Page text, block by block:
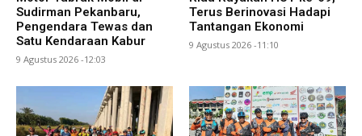
Sudirman Pekanbaru,
Pengendara Tewas dan
Satu Kendaraan Kabur
9 Agustus 2026 -12:03
Terus Berinovasi Hadapi
Tantangan Ekonomi
9 Agustus 2026 -11:10